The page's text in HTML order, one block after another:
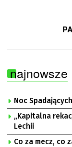
najnowsze
Noc
„Kapitalna
Lechii
Co za mecz, co